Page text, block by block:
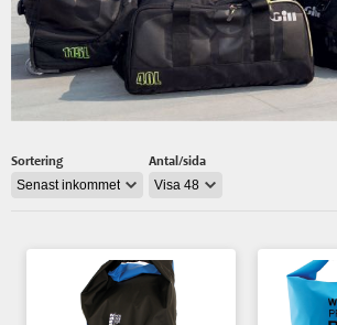
Sortering Antal/sida